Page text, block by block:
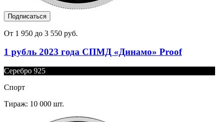
Подписаться
От 1 950 до 3 550 руб.
1 рубль 2023 года СПМД «Динамо» Proof
Серебро 925
Спорт
Тираж: 10 000 шт.